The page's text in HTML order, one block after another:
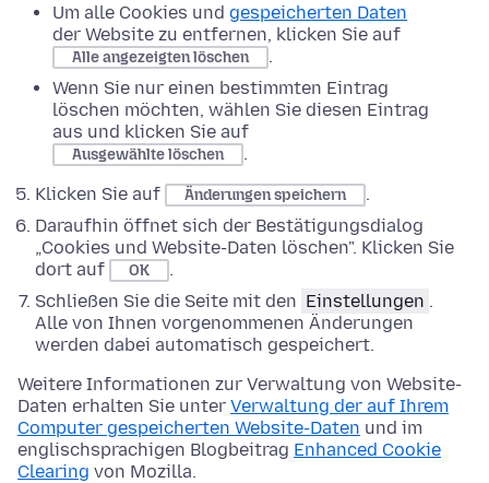
Um alle Cookies und gespeicherten Daten
der Website zu entfernen, klicken Sie auf
Alle angezeigten löschen
.
Wenn Sie nur einen bestimmten Eintrag
löschen möchten, wählen Sie diesen Eintrag
aus und klicken Sie auf
Ausgewählte löschen
.
Klicken Sie auf
Änderungen speichern
.
Daraufhin öffnet sich der Bestätigungsdialog
„Cookies und Website-Daten löschen". Klicken Sie
dort auf
OK
.
Schließen Sie die Seite mit den Einstellungen .
Alle von Ihnen vorgenommenen Änderungen
werden dabei automatisch gespeichert.
Weitere Informationen zur Verwaltung von Website-
Daten erhalten Sie unter Verwaltung der auf Ihrem
Computer gespeicherten Website-Daten und im
englischsprachigen Blogbeitrag Enhanced Cookie
Clearing von Mozilla.